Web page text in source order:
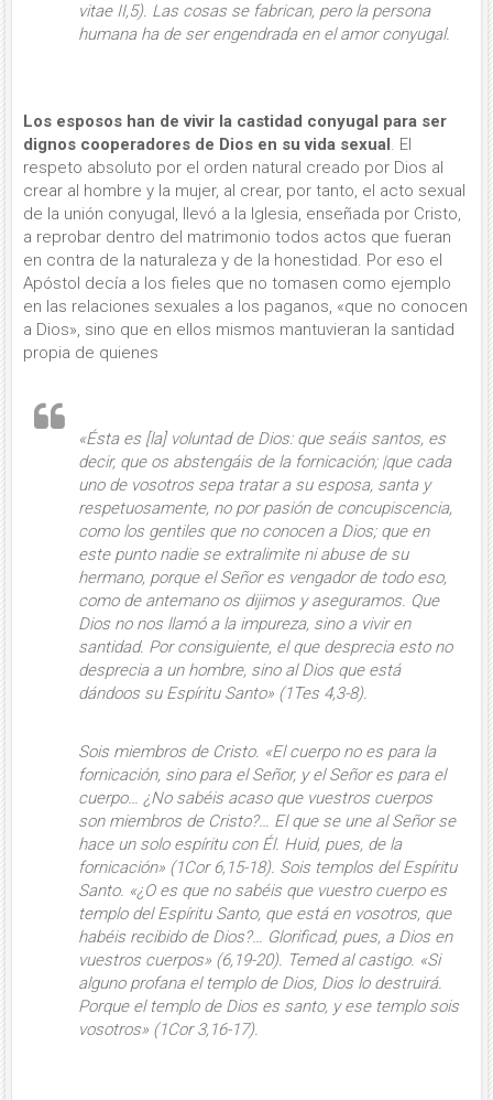
vitaeII,5). Las cosas se fabri­can, pero la persona
humana ha de ser engen­dradaen el amor conyugal.
Los esposos han de vivir la castidad conyugal para ser
dignos cooperadores de Dios en su vida sexual . El
respeto absoluto por el orden natural creado por Dios al
crear al hombre y la mujer, al crear, por tanto, el acto sexual
de la unión conyugal, llevó a la Iglesia, enseñada por Cristo,
a reprobar dentro del matrimonio todos actos que fueran
en contra de la naturaleza y de la honestidad. Por eso el
Apóstol decía a los fieles que no tomasen como ejemplo
en las relaciones sexuales a los paganos, «que no conocen
a Dios», sino que en ellos mismos mantuvieran la santidad
propia de quienes
«Ésta es [la] voluntad de Dios: que seáis santos, es
decir, que os abstengáis de la fornicación; |que cada
uno de vosotros sepa tratar a su esposa, santa y
respetuosamente, no por pasión de concupiscencia,
como los gentiles que no conocen a Dios; que en
este punto nadie se extralimite ni abuse de su
hermano, porque el Señor es vengador de todo eso,
como de antemano os dijimos y aseguramos. Que
Dios no nos llamó a la impureza, sino a vivir en
santidad. Por consiguiente, el que desprecia esto no
desprecia a un hombre, sino al Dios que está
dándoos su Espíritu Santo» (1Tes 4,3-8).
Sois miembros de Cristo. «El cuerpo no es para la
fornicación, sino para el Señor, y el Señor es para el
cuerpo… ¿No sabéis acaso que vuestros cuerpos
son miembros de Cristo?… El que se une al Señor se
hace un solo espíritu con Él. Huid, pues, de la
fornicación» (1Cor 6,15-18). Sois templos del Espíritu
Santo. «¿O es que no sabéis que vuestro cuerpo es
templo del Espíritu Santo, que está en vosotros, que
habéis recibido de Dios?… Glorificad, pues, a Dios en
vuestros cuerpos» (6,19-20). Temed al castigo. «Si
alguno profana el templo de Dios, Dios lo destruirá.
Porque el templo de Dios es santo, y ese templo sois
vosotros» (1Cor 3,16-17).